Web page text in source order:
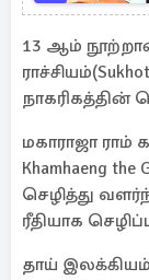
13 ஆம்
நாகரிகத்தின்
மகாராஜா ராம்
Khamhaeng
செழித்து
ரீதியாக
தாய்